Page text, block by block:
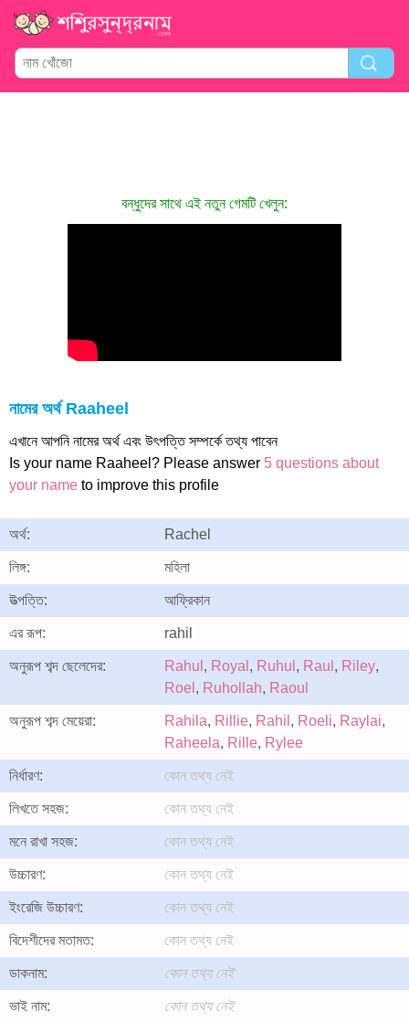
বন্ধুদের সাথে এই নতুন গেমটি খেলুন:
নামের অর্থ Raaheel
এখানে আপনি নামের অর্থ এবং উৎপত্তি সম্পর্কে তথ্য পাবেন
Is your name Raaheel? Please answer 5 questions about
your name to improve this profile
অর্থ: Rachel
লিঙ্গ: মহিলা
উত্পত্তি: আফ্রিকান
এর রূপ: rahil
অনুরূপ শব্দ ছেলেদের: Rahul , Royal , Ruhul , Raul , Riley,
Roel , Ruhollah, Raoul
অনুরূপ শব্দ মেয়েরা: Rahila, Rillie, Rahil , Roeli, Raylai,
Raheela, Rille, Rylee
নির্ধারণ: কোন তথ্য নেই
লিখতে সহজ: কোন তথ্য নেই
মনে রাখা সহজ: কোন তথ্য নেই
উচ্চারণ: কোন তথ্য নেই
ইংরেজি উচ্চারণ: কোন তথ্য নেই
বিদেশীদের মতামত: কোন তথ্য নেই
ডাকনাম: কোন তথ্য নেই
ভাই নাম: কোন তথ্য নেই